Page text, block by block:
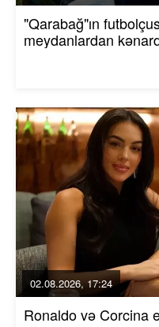
"Qarabağ"ın
meydanlardan
02.08.2026, 17:24
Ronaldo və Corcina